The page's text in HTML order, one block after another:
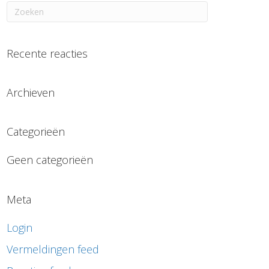
Recente reacties
Archieven
Categorieën
Geen categorieën
Meta
Login
Vermeldingen feed